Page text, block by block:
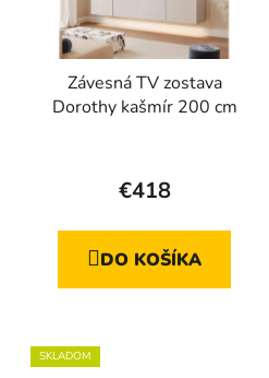
Závesná TV zostava
Dorothy kašmír 200 cm
€418
DO KOŠÍKA
SKLADOM